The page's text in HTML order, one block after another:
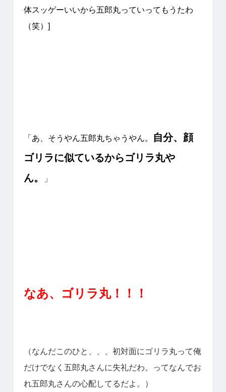
体スッゲーいいから五郎丸っていってもうたわ
（笑）]
「あ、そうやん五郎丸ちゃうやん。 自分、顔
ゴリラに似ているからゴリラ丸や
ん。
」
なあ、ゴリラ丸！！！
（なんだこのひと、、、初対面にゴリラ丸って俺
だけでなく五郎丸さんに失礼だわ。ってなんでお
れ五郎丸さんの心配してるだよ。）